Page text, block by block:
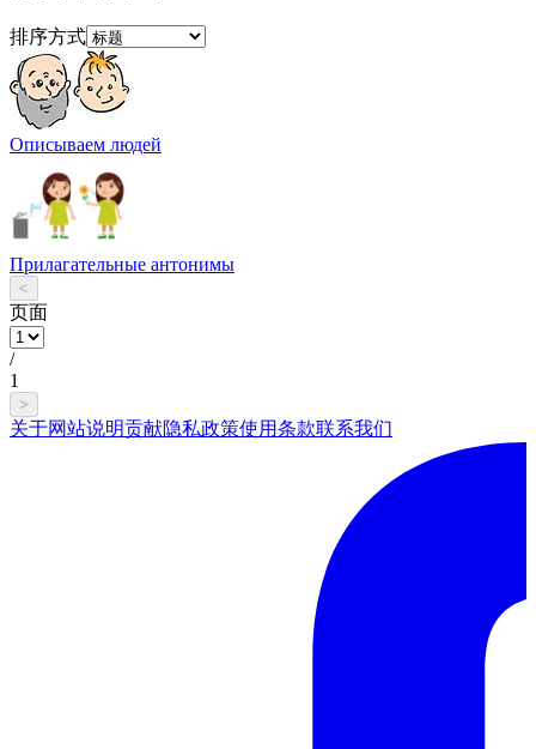
排序方式
Описываем людей
Прилагательные антонимы
<
页面
/
1
>
关于网站说明贡献隐私政策使用条款联系我们